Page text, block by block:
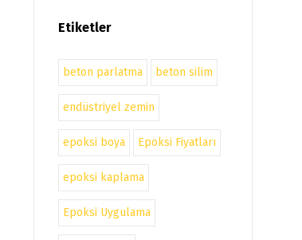
Etiketler
beton parlatma beton silim
endüstriyel zemin
epoksi boya Epoksi Fiyatları
epoksi kaplama
Epoksi Uygulama